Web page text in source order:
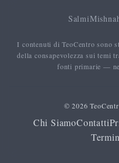
Salmi
I contenuti di TeoCentro sono
della consapevolezza sui temi
fonti primarie —
© 2026
Chi SiamoContatti